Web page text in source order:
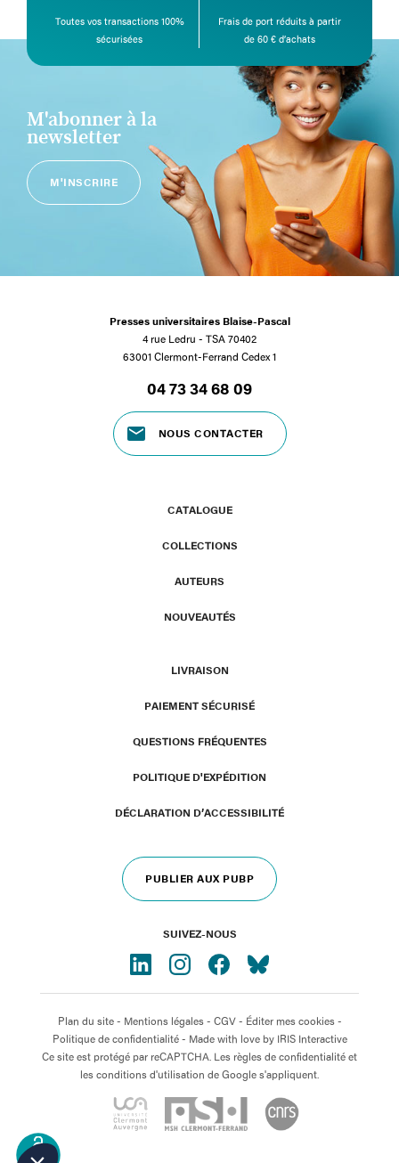
Toutes vos transactions 100%
sécurisées
Frais de port réduits à partir
de 60 € d’achats
M'abonner à la
newsletter
M'INSCRIRE
OPEN
Presses universitaires Blaise-Pascal
4 rue Ledru - TSA 70402
63001 Clermont-Ferrand Cedex 1
04 73 34 68 09
NOUS CONTACTER
CATALOGUE
COLLECTIONS
AUTEURS
NOUVEAUTÉS
LIVRAISON
PAIEMENT SÉCURISÉ
QUESTIONS FRÉQUENTES
POLITIQUE D'EXPÉDITION
DÉCLARATION D’ACCESSIBILITÉ
PUBLIER AUX PUBP
SUIVEZ-NOUS
Plan du site- Mentions légales- CGV- Éditer mes cookies-
Politique de confidentialité- Made with love by IRIS Interactive
Ce site est protégé par reCAPTCHA. Les règles de confidentialité et
les conditions d'utilisation de Google s'appliquent.